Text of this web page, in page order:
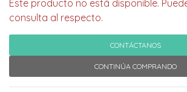
Este producto no está disponible.
consulta al respecto.
CONTÁCTANOS
CONTINÚA COMPRANDO